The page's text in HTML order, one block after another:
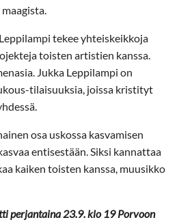
tekee yhteiskeikkoja
toisten artistien kanssa.
Jukka Leppilampi on
tilaisuuksia, joissa kristityt
osa uskossa kasvamisen
entisestään. Siksi kannattaa
kaiken toisten kanssa, muusikko
perjantaina 23.9. klo 19 Porvoon